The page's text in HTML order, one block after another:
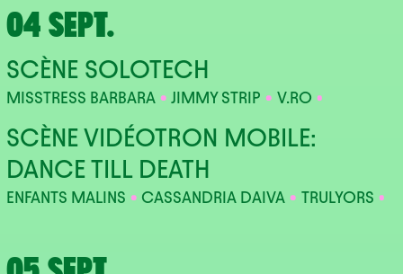
04 SEPT.
SCÈNE SOLOTECH
MISSTRESS BARBARA JIMMY STRIP V.RO
SCÈNE VIDÉOTRON MOBILE:
DANCE TILL DEATH
ENFANTS MALINS CASSANDRIA DAIVA TRULYORS